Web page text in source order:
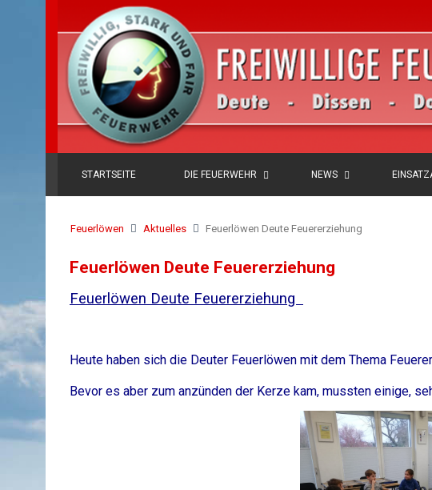
STARTSEITE DIE FEUERWEHR NEWS
Feuerlöwen Aktuelles Feuerlöwen Deute Feuererziehung
Feuerlöwen Deute Feuererziehung
Feuerlöwen Deute Feuererziehung
Heute haben sich die Deuter Feuerlöwen mit dem Thema
Bevor es aber zum anzünden der Kerze kam, mussten einige,